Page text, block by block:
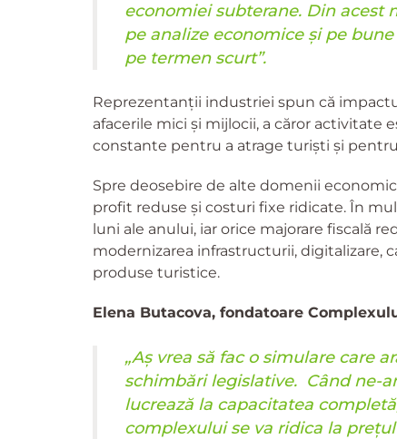
economiei subterane. Din
pe analize economice și pe
pe termen scurt”.
Reprezentanții industriei spun că
afacerile mici și mijlocii, a căror activitate
constante pentru a atrage turiști și
Spre deosebire de alte domenii
profit reduse și costuri fixe ridicate. În
luni ale anului, iar orice majorare fiscală
modernizarea infrastructurii, digitalizare,
produse turistice.
Elena Butacova, fondatoare
„Aș vrea să fac o simulare care
schimbări legislative. Când ne-
lucrează la capacitatea
complexului se va ridica la